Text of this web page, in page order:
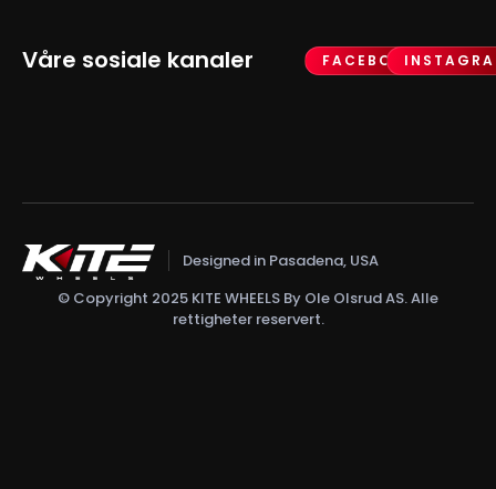
Våre sosiale kanaler FACEBOOK
Designed in Pasadena, USA
© Copyright 2025 KITE WHEELS By Ole Olsrud AS. Alle
rettigheter reservert.